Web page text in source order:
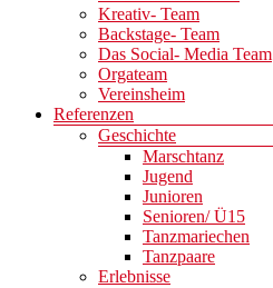
Kreativ- Team
Backstage- Team
Das Social- Media Team
Orgateam
Vereinsheim
Referenzen
Geschichte
Marschtanz
Jugend
Junioren
Senioren/ Ü15
Tanzmariechen
Tanzpaare
Erlebnisse